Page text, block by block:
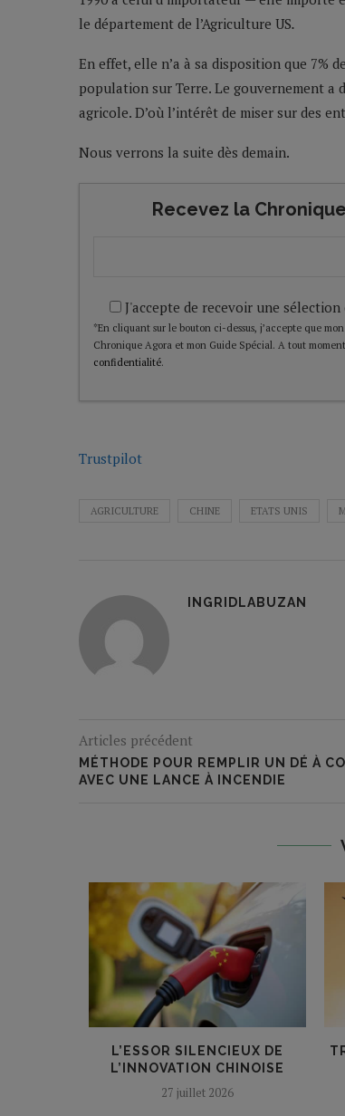
le département de l’Agriculture US.
En effet, elle n’a à sa disposition que 7%
population sur Terre. Le gouvernement a
agricole. D’où l’intérêt de miser sur des
Nous verrons la suite dès demain.
Recevez la
J'accepte de recevoir une
*En cliquant sur le bouton ci-dessus, j’accepte que
Chronique Agora et mon Guide Spécial. A tout
confidentialité.
Trustpilot
AGRICULTURE CHINE ETATS UNIS
INGRIDLABUZAN
Articles précédent
MÉTHODE POUR REMPLIR UN DÉ À
AVEC UNE LANCE À INCENDIE
L’ESSOR SILENCIEUX DE
L’INNOVATION CHINOISE
27 juillet 2026